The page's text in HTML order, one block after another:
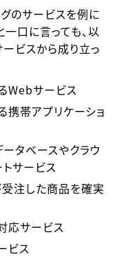
グのサービスを例に
一口に言っても、以
ビスから成り立っ
Webサービス
携帯アプリケーショ
タベースやクラウ
サービス
注した商品を確実
応サービス
ビス